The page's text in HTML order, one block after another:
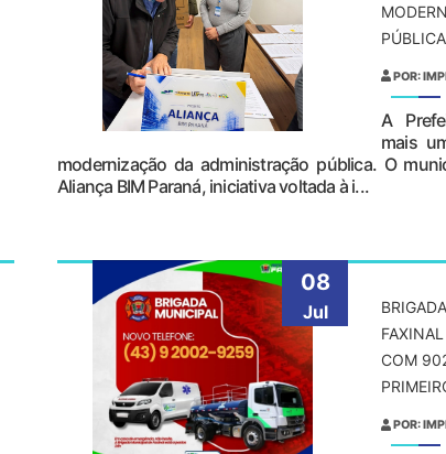
PÚBLICA
POR:
A
mais
modernização da administração pública. O
Aliança BIM Paraná, iniciativa voltada à i...
08
Jul
COM
POR: